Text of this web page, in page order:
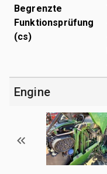
Begrenzte
Funktionsprüfung
(cs)
Engine